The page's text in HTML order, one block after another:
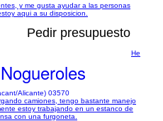
y me gusta ayudar a las personas
aqui a su disposicion.
Pedir presupuesto
Alicante) 03570
He
camiones, tengo bastante manejo
estoy trabajando en un estanco de
con una furgoneta.